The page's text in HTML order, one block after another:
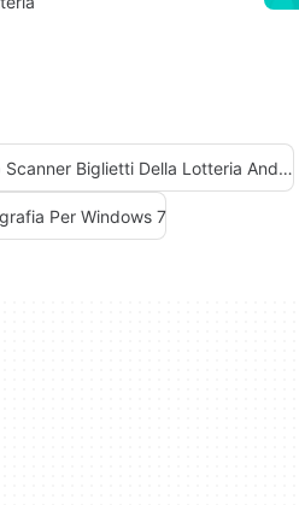
App Scanner Biglietti Della Lotteria Android
Per Windows 7